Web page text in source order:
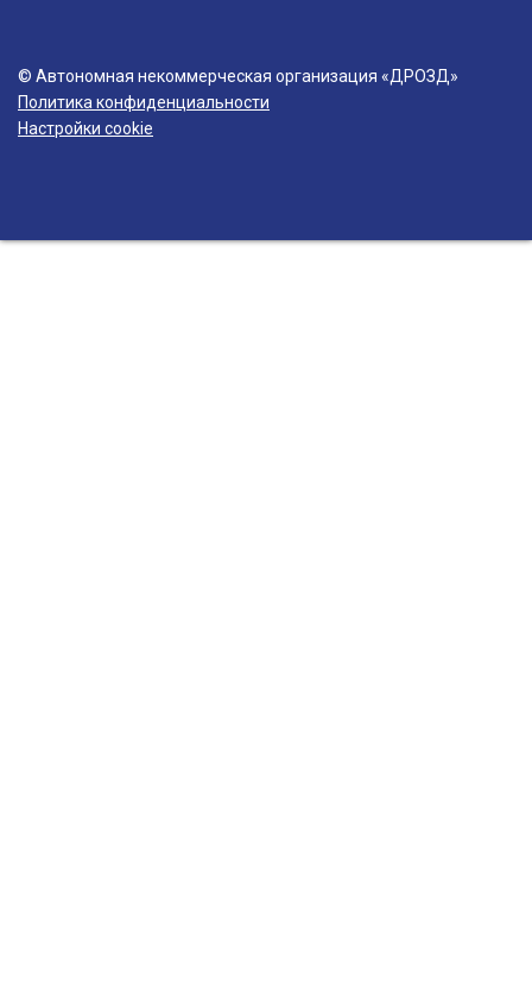
© Автономная некоммерческая организация «ДРОЗД»
Политика конфиденциальности
Настройки cookie